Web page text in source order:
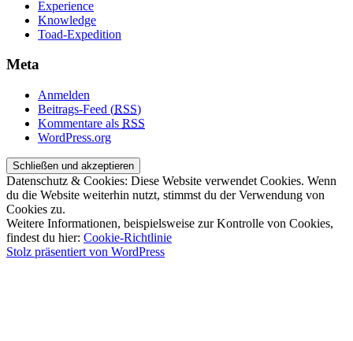
Experience
Knowledge
Toad-Expedition
Meta
Anmelden
Beitrags-Feed (RSS)
Kommentare als RSS
WordPress.org
Datenschutz & Cookies: Diese Website verwendet Cookies. Wenn
du die Website weiterhin nutzt, stimmst du der Verwendung von
Cookies zu.
Weitere Informationen, beispielsweise zur Kontrolle von Cookies,
findest du hier: Cookie-Richtlinie
Stolz präsentiert von WordPress